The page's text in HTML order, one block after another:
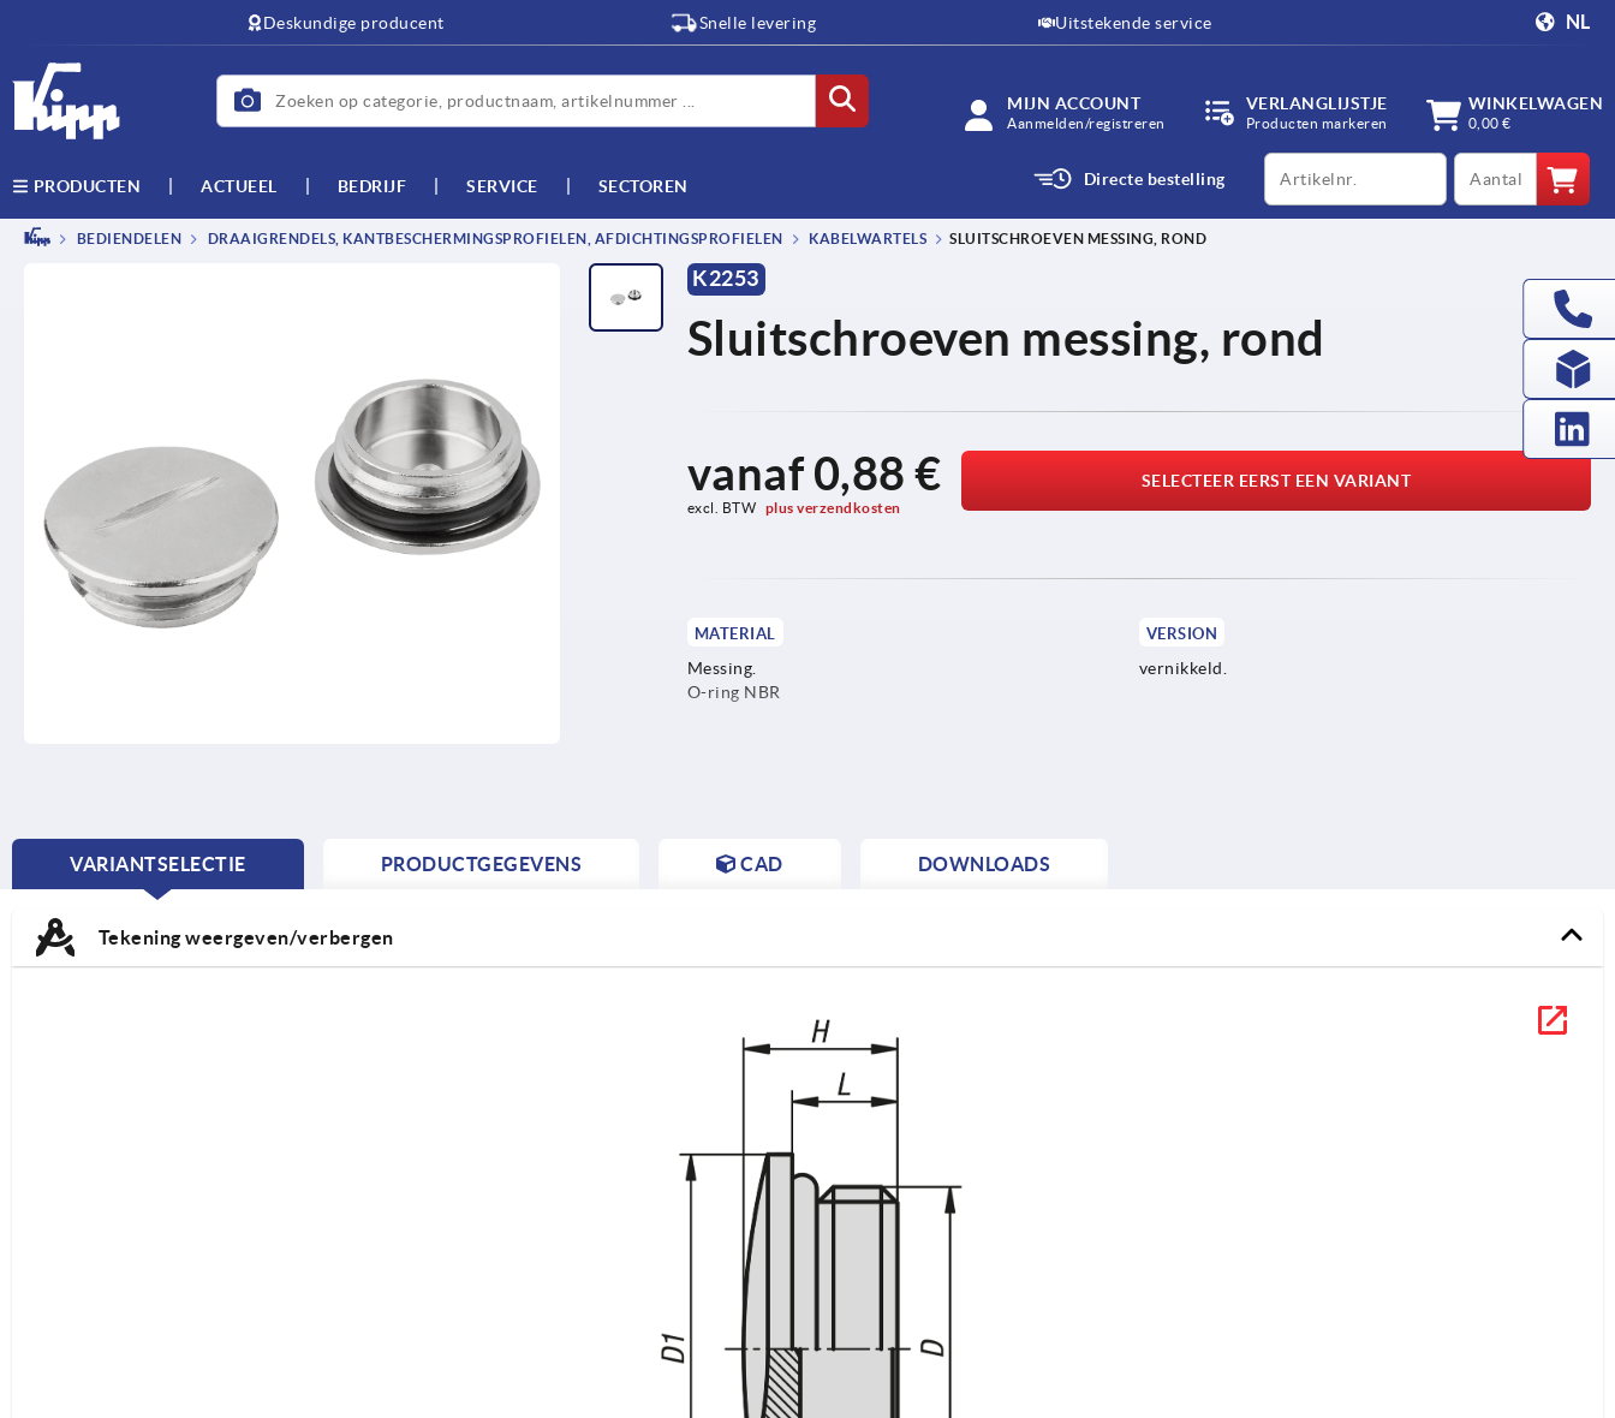
Deskundige producent Snelle levering Uitstekende service NL
MIJN ACCOUNT
Aanmelden/registreren
VERLANGLIJSTJE
Producten markeren
WINKELWAGEN
0,00 €
PRODUCTEN ACTUEEL BEDRIJF SERVICE SECTOREN Directe bestelling
productCode qty
BEDIENDELEN DRAAIGRENDELS, KANTBESCHERMINGSPROFIELEN, AFDICHTINGSPROFIELEN KABELWARTELS SLUITSCHROEVEN MESSING, ROND
K2253
Sluitschroeven messing, rond
vanaf0,88 €
excl. BTW plus verzendkosten
SELECTEER EERST EEN VARIANT
MATERIAL
Messing.
O-ring NBR
VERSION
vernikkeld.
VARIANTSELECTIE
CURRENT
PRODUCTGEGEVENS CAD DOWNLOADS
Tekening weergeven/verbergen